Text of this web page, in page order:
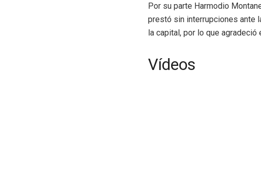
Por su parte Harmodio
prestó sin interrupciones ante
la capital, por lo que
Vídeos